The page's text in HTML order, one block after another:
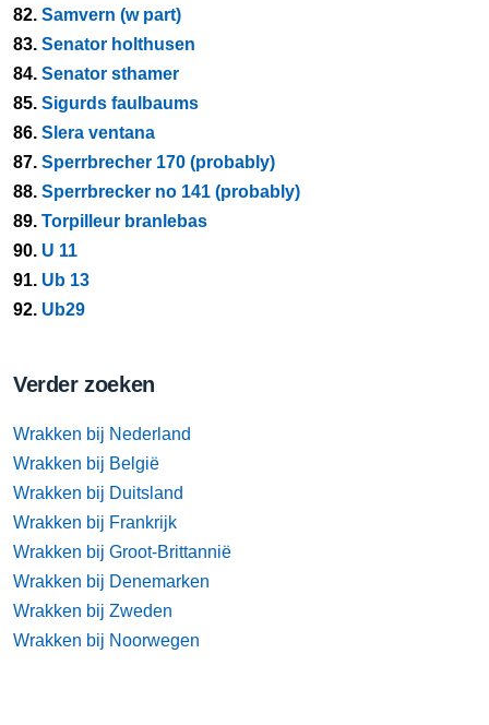
82. Samvern (w part)
83. Senator holthusen
84. Senator sthamer
85. Sigurds faulbaums
86. Slera ventana
87. Sperrbrecher 170 (probably)
88. Sperrbrecker no 141 (probably)
89. Torpilleur branlebas
90. U 11
91. Ub 13
92. Ub29
Verder zoeken
Wrakken bij Nederland
Wrakken bij België
Wrakken bij Duitsland
Wrakken bij Frankrijk
Wrakken bij Groot-Brittannië
Wrakken bij Denemarken
Wrakken bij Zweden
Wrakken bij Noorwegen